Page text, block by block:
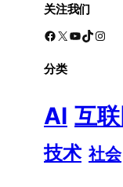
关注我们
Facebook X YouTube TikTok Instagram
分类
AI 互
技术 社会